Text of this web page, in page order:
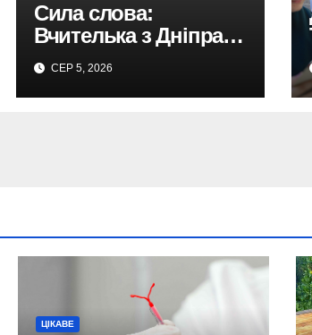
Сила слова:
Вчителька з Дніпра у
ТОП-50 Global Teacher
Prize Ukraine
СЕР 5, 2026
ЦІКАВЕ